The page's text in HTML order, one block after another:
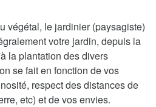
végétal, le jardinier (paysagiste)
votre jardin, depuis la
la plantation des divers
se fait en fonction de vos
respect des distances de
etc) et de vos envies.